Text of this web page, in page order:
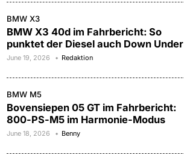
BMW X3
BMW X3 40d im Fahrbericht: So
punktet der Diesel auch Down Under
June 19, 2026 Redaktion
BMW M5
Bovensiepen 05 GT im Fahrbericht:
800-PS-M5 im Harmonie-Modus
June 18, 2026 Benny